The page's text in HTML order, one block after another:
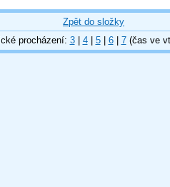
Zpět do složky
procházení: 3| 4| 5| 6| 7(čas ve